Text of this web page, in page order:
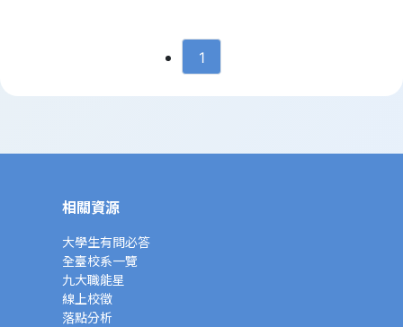
1
相關資源
大學生有問必答
全臺校系一覽
九大職能星
線上校徵
落點分析